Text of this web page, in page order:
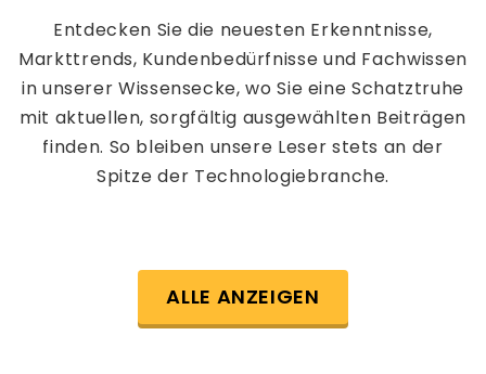
Entdecken Sie die neuesten Erkenntnisse,
Markttrends, Kundenbedürfnisse und Fachwissen
in unserer Wissensecke, wo Sie eine Schatztruhe
mit aktuellen, sorgfältig ausgewählten Beiträgen
finden. So bleiben unsere Leser stets an der
Spitze der Technologiebranche.
ALLE ANZEIGEN